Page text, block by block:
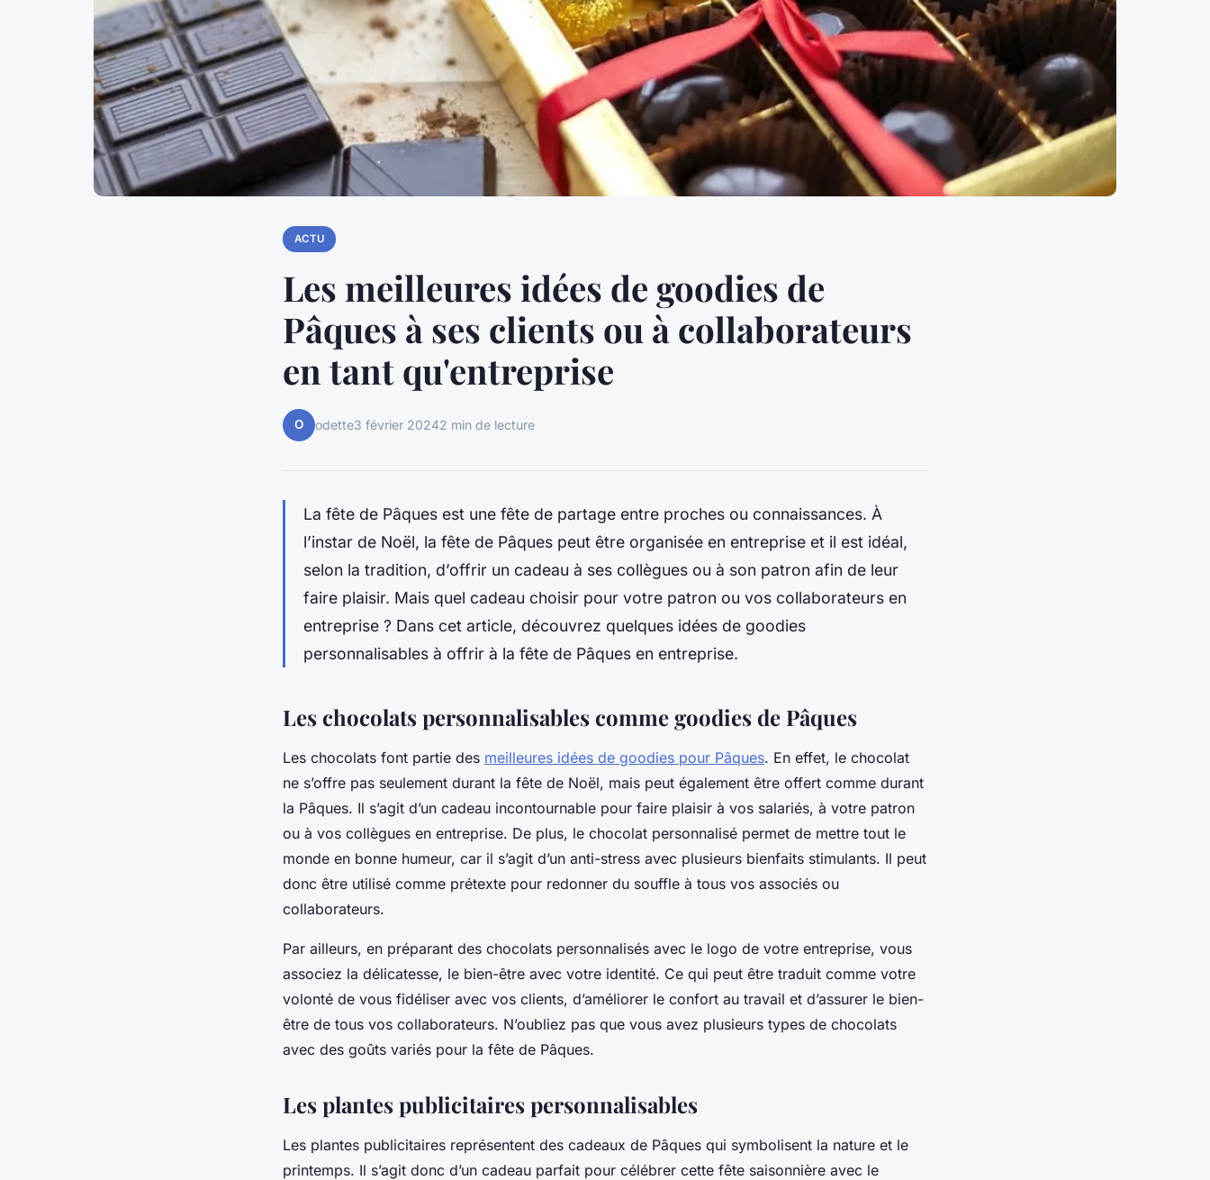
ACTU
Les meilleures idées de goodies de
Pâques à ses clients ou à collaborateurs
en tant qu'entreprise
O odette3 février 20242 min de lecture
La fête de Pâques est une fête de partage entre proches ou connaissances. À
l’instar de Noël, la fête de Pâques peut être organisée en entreprise et il est idéal,
selon la tradition, d’offrir un cadeau à ses collègues ou à son patron afin de leur
faire plaisir. Mais quel cadeau choisir pour votre patron ou vos collaborateurs en
entreprise ? Dans cet article, découvrez quelques idées de goodies
personnalisables à offrir à la fête de Pâques en entreprise.
Les chocolats personnalisables comme goodies de Pâques
Les chocolats font partie des meilleures idées de goodies pour Pâques. En effet, le chocolat
ne s’offre pas seulement durant la fête de Noël, mais peut également être offert comme durant
la Pâques. Il s’agit d’un cadeau incontournable pour faire plaisir à vos salariés, à votre patron
ou à vos collègues en entreprise. De plus, le chocolat personnalisé permet de mettre tout le
monde en bonne humeur, car il s’agit d’un anti-stress avec plusieurs bienfaits stimulants. Il peut
donc être utilisé comme prétexte pour redonner du souffle à tous vos associés ou
collaborateurs.
Par ailleurs, en préparant des chocolats personnalisés avec le logo de votre entreprise, vous
associez la délicatesse, le bien-être avec votre identité. Ce qui peut être traduit comme votre
volonté de vous fidéliser avec vos clients, d’améliorer le confort au travail et d’assurer le bien-
être de tous vos collaborateurs. N’oubliez pas que vous avez plusieurs types de chocolats
avec des goûts variés pour la fête de Pâques.
Les plantes publicitaires personnalisables
Les plantes publicitaires représentent des cadeaux de Pâques qui symbolisent la nature et le
printemps. Il s’agit donc d’un cadeau parfait pour célébrer cette fête saisonnière avec le